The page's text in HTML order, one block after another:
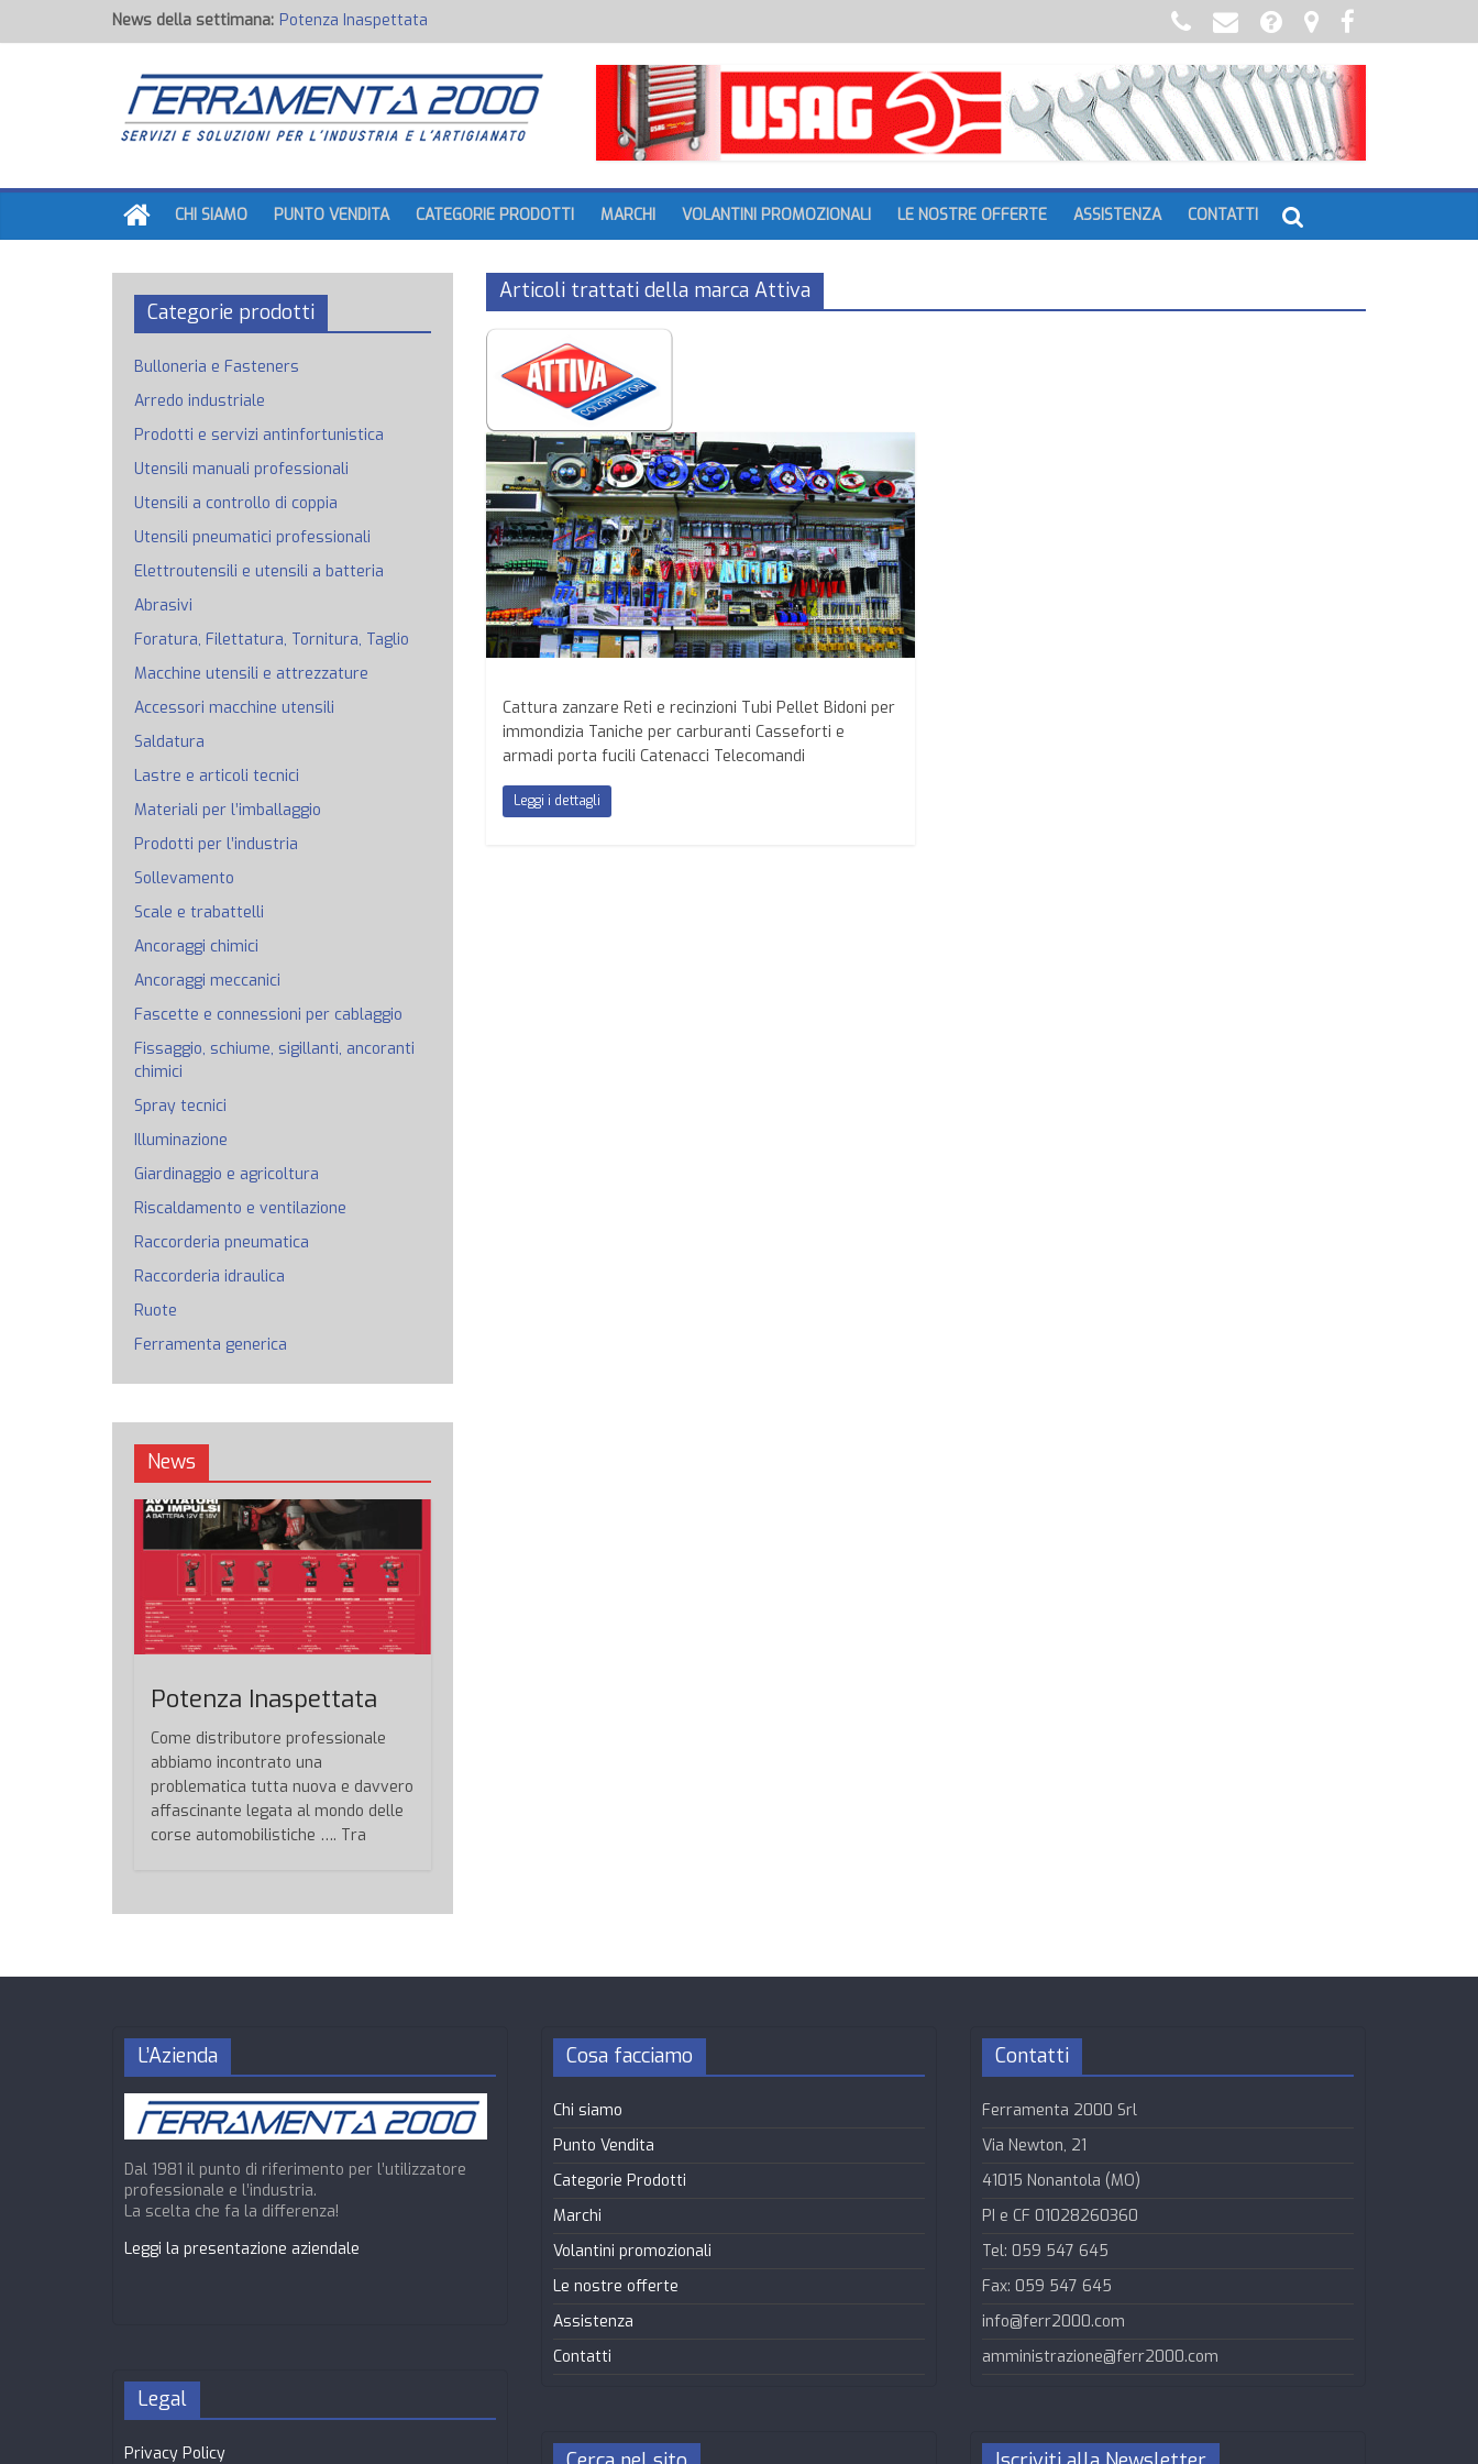
News della settimana: Potenza Inaspettata
Raccorderia pneumatica
Attrezzature professionali a batteria
Ancoraggi chimici
Fondi, Smalti, Stucchi e Idropitture
CHI SIAMO PUNTO VENDITA CATEGORIE PRODOTTI MARCHI VOLANTINI PROMOZIONALI LE NOSTRE OFFERTE ASSISTENZA CONTATTI
Articoli trattati della marca Attiva
Cattura zanzare Reti e recinzioni Tubi Pellet Bidoni per
immondizia Taniche per carburanti Casseforti e
armadi porta fucili Catenacci Telecomandi
Leggi i dettagli
Categorie prodotti
Bulloneria e Fasteners
Arredo industriale
Prodotti e servizi antinfortunistica
Utensili manuali professionali
Utensili a controllo di coppia
Utensili pneumatici professionali
Elettroutensili e utensili a batteria
Abrasivi
Foratura, Filettatura, Tornitura, Taglio
Macchine utensili e attrezzature
Accessori macchine utensili
Saldatura
Lastre e articoli tecnici
Materiali per l’imballaggio
Prodotti per l’industria
Sollevamento
Scale e trabattelli
Ancoraggi chimici
Ancoraggi meccanici
Fascette e connessioni per cablaggio
Fissaggio, schiume, sigillanti, ancoranti
chimici
Spray tecnici
Illuminazione
Giardinaggio e agricoltura
Riscaldamento e ventilazione
Raccorderia pneumatica
Raccorderia idraulica
Ruote
Ferramenta generica
News
Potenza Inaspettata
Come distributore professionale
abbiamo incontrato una
problematica tutta nuova e davvero
affascinante legata al mondo delle
corse automobilistiche …. Tra
L’Azienda
Dal 1981 il punto di riferimento per l’utilizzatore
professionale e l’industria.
La scelta che fa la differenza!
Leggi la presentazione aziendale
Legal
Privacy Policy
Cosa facciamo
Chi siamo
Punto Vendita
Categorie Prodotti
Marchi
Volantini promozionali
Le nostre offerte
Assistenza
Contatti
Contatti
Ferramenta 2000 Srl
Via Newton, 21
41015 Nonantola (MO)
PI e CF 01028260360
Tel: 059 547 645
Fax: 059 547 645
info@ferr2000.com
amministrazione@ferr2000.com